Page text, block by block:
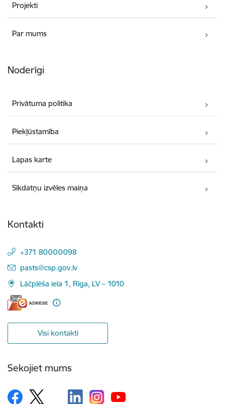
Projekti
Par mums
Noderīgi
Privātuma politika
Piekļūstamība
Lapas karte
Sīkdatņu izvēles maiņa
Kontakti
+371 80000098
E-pasts:
pasts@csp.gov.lv
Lāčplēša iela 1, Rīga, LV – 1010
Visi kontakti
Sekojiet mums